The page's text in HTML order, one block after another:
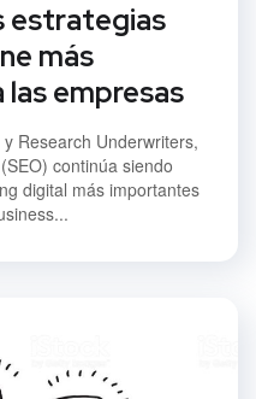
estrategias
más
empresas
Research Underwriters,
continúa siendo
digital más importantes